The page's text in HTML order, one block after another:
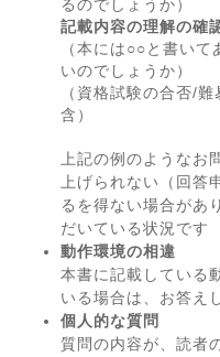
るのでしょうか）
記載内容の理解の確
（本には○○と書い
いのでしょうか）
（資格試験の合否/
含）
上記の例のようなお
上げられない（回答
るを得ない場合があ
だいている状況です
動作環境の相違
本書に記載している
いる場合は、お答え
個人的な質問
質問の内容が、読者